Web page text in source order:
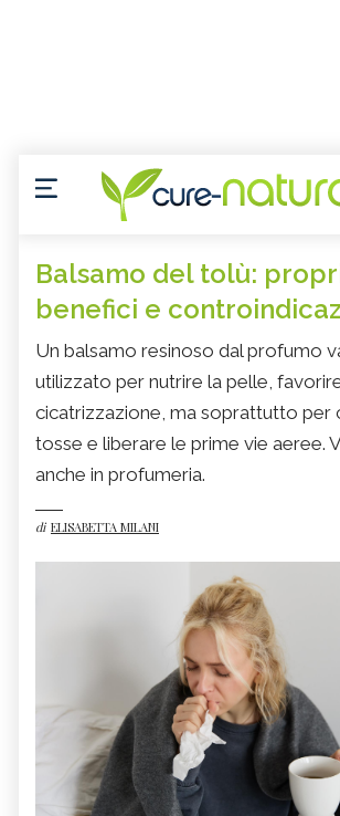
Balsamo del tolù:
benefici e
Un balsamo resinoso dal profumo
utilizzato per nutrire la pelle,
cicatrizzazione, ma soprattutto per
tosse e liberare le prime vie aeree.
anche in profumeria.
di ELISABETTA MILANI